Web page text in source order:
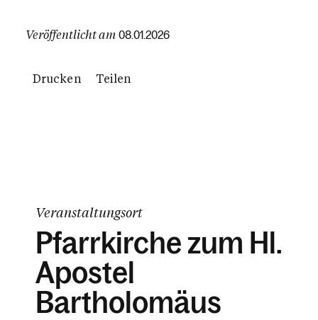
Veröffentlicht am 08.01.2026
Drucken Teilen
Veranstaltungsort
Pfarrkirche zum Hl.
Apostel
Bartholomäus